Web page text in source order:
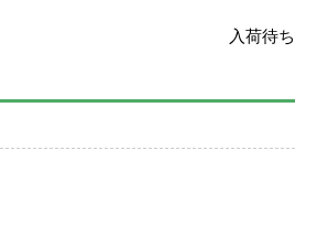
入荷待ち